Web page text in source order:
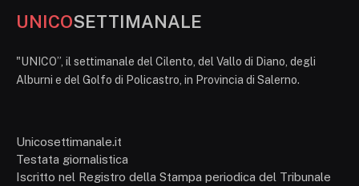
UNICOSETTIMANALE
"UNICO”, il settimanale del Cilento, del Vallo di Diano, degli
Alburni e del Golfo di Policastro, in Provincia di Salerno.
Unicosettimanale.it
Testata giornalistica
Iscritto nel Registro della Stampa periodica del Tribunale